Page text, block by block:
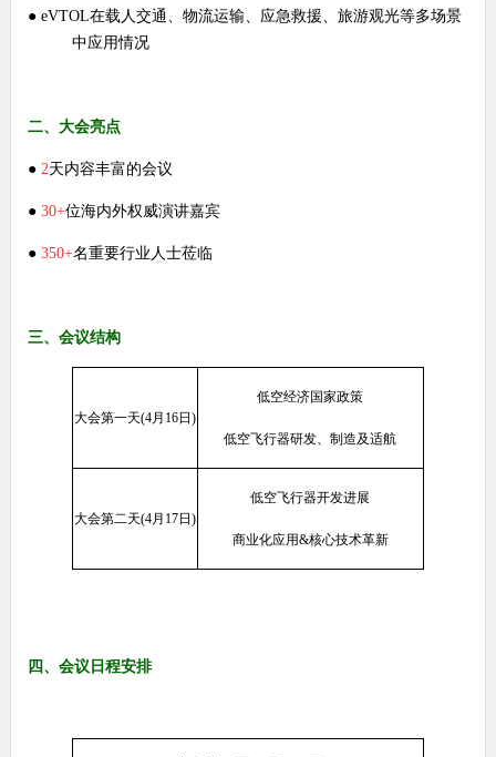
● eVTOL在载人交通、物流运输、应急救援、旅游观光等多场景
中应用情况
二、大会亮点
● 2天内容丰富的会议
● 30+位海内外权威演讲嘉宾
● 350+名重要行业人士莅临
三、会议结构
大会第一天(4月 16日)
低空经济国家政策
低空飞行器研发、制造及适航
大会第二天(4月 17日)
低空飞行器开发进展
商业化应用&核心技术革新
四、会议日程安排